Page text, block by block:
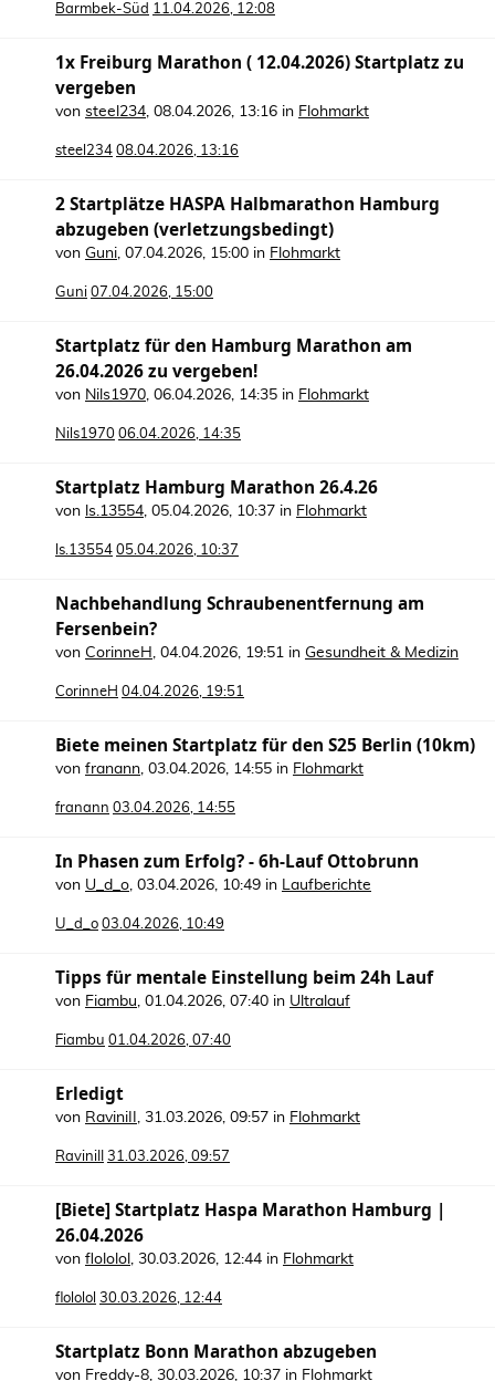
Barmbek-Süd 11.04.2026, 12:08
1x Freiburg Marathon ( 12.04.2026) Startplatz zu
vergeben
von steel234, 08.04.2026, 13:16 in Flohmarkt
steel234 08.04.2026, 13:16
2 Startplätze HASPA Halbmarathon Hamburg
abzugeben (verletzungsbedingt)
von Guni, 07.04.2026, 15:00 in Flohmarkt
Guni 07.04.2026, 15:00
Startplatz für den Hamburg Marathon am
26.04.2026 zu vergeben!
von Nils1970, 06.04.2026, 14:35 in Flohmarkt
Nils1970 06.04.2026, 14:35
Startplatz Hamburg Marathon 26.4.26
von ls.13554, 05.04.2026, 10:37 in Flohmarkt
ls.13554 05.04.2026, 10:37
Nachbehandlung Schraubenentfernung am
Fersenbein?
von CorinneH, 04.04.2026, 19:51 in Gesundheit & Medizin
CorinneH 04.04.2026, 19:51
Biete meinen Startplatz für den S25 Berlin (10km)
von franann, 03.04.2026, 14:55 in Flohmarkt
franann 03.04.2026, 14:55
In Phasen zum Erfolg? - 6h-Lauf Ottobrunn
von U_d_o, 03.04.2026, 10:49 in Laufberichte
U_d_o 03.04.2026, 10:49
Tipps für mentale Einstellung beim 24h Lauf
von Fiambu, 01.04.2026, 07:40 in Ultralauf
Fiambu 01.04.2026, 07:40
Erledigt
von RaviniII , 31.03.2026, 09:57 in Flohmarkt
RaviniII 31.03.2026, 09:57
[Biete] Startplatz Haspa Marathon Hamburg |
26.04.2026
von flololol , 30.03.2026, 12:44 in Flohmarkt
flololol 30.03.2026, 12:44
Startplatz Bonn Marathon abzugeben
von Freddy-8, 30.03.2026, 10:37 in Flohmarkt